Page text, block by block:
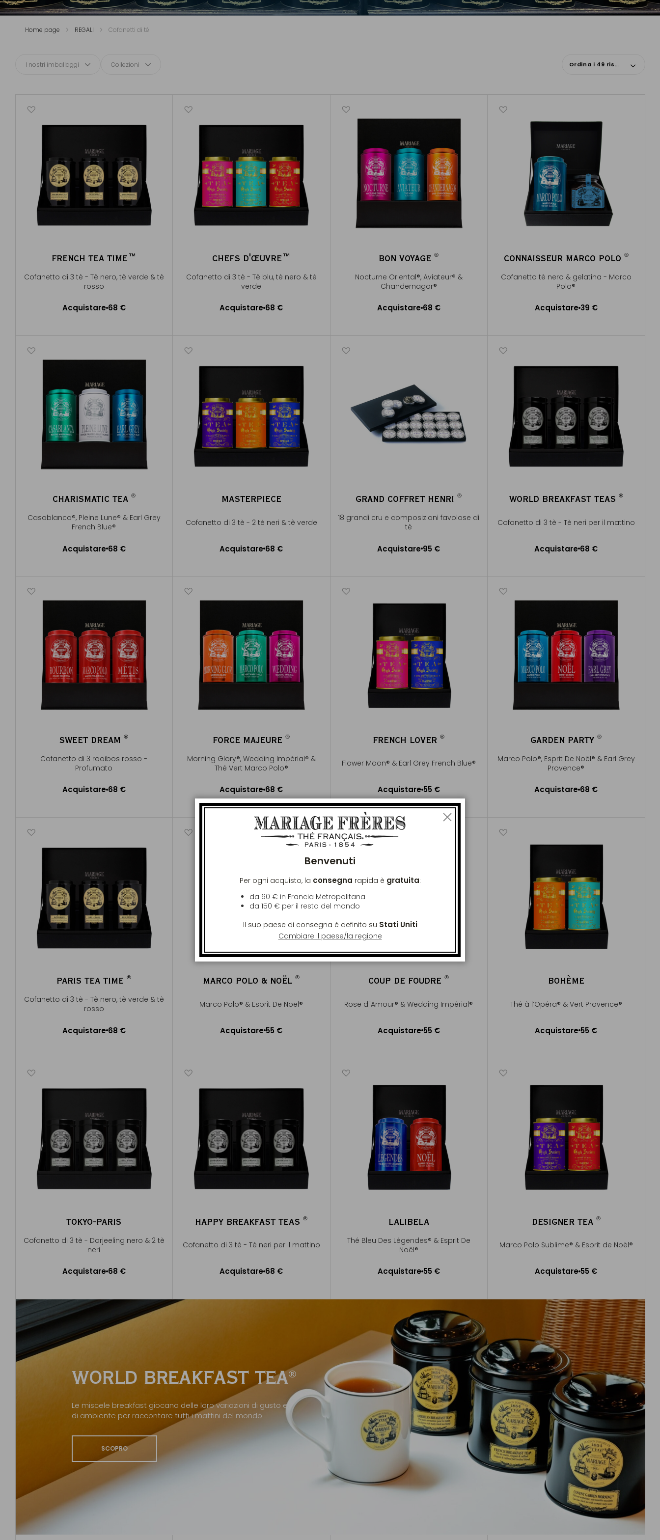
Home page REGALI Cofanetti di té
I nostri imballaggi Collezioni Ordina i 49 risultati
FRENCH TEA TIME™
Cofanetto di 3 tè - Tè nero, tè verde & tè
rosso
Acquistare 68 €
CHEFS D'ŒUVRE™
Cofanetto di 3 tè - Tè blu, tè nero & tè
verde
Acquistare 68 €
BON VOYAGE®
Nocturne Oriental®, Aviateur® &
Chandernagor®
®
Acquistare 68 €
CONNAISSEUR MARCO POLO ®
Cofanetto tè nero & gelatina - Marco
Polo®
®
Acquistare 39 €
CHARISMATIC TEA ®
Casablanca®, Pleine Lune® & Earl Grey
French Blue®
®
Acquistare 68 €
MASTERPIECE
Cofanetto di 3 tè - 2 tè neri & tè verde
Acquistare 68 €
GRAND COFFRET HENRI®
18 grandi cru e composizioni favolose di
tè
®
Acquistare 95 €
WORLD BREAKFAST TEAS ®
Cofanetto di 3 tè - Tè neri per il mattino
Acquistare 68 €
SWEET DREAM®
Cofanetto di 3 rooibos rosso -
Profumato
®
Acquistare 68 €
FORCE MAJEURE®
Morning Glory®, Wedding Impérial® &
Thé Vert Marco Polo®
®
Acquistare 68 €
Aggiungere al Carrello
FRENCH LOVER®
Flower Moon® & Earl Grey French Blue®
Acquistare 55 €
Aggiungere al Carrello
GARDEN PARTY®
Marco Polo®, Esprit De Noël® & Earl Grey
Provence®
®
Acquistare 68 €
PARIS TEA TIME®
Cofanetto di 3 tè - Tè nero, tè verde & tè
rosso
®
Acquistare 68 €
MARCO POLO & NOËL®
Marco Polo® & Esprit De Noël®
Acquistare 55 €
COUP DE FOUDRE®
Rose d"Amour® & Wedding Impérial®
Acquistare 55 €
BOHÈME
Thé à l’Opéra® & Vert Provence®
Acquistare 55 €
TOKYO-PARIS
Cofanetto di 3 tè - Darjeeling nero & 2 tè
neri
Acquistare 68 €
HAPPY BREAKFAST TEAS®
Cofanetto di 3 tè - Tè neri per il mattino
Acquistare 68 €
LALIBELA
Thé Bleu Des Légendes® & Esprit De
Noël®
Acquistare 55 €
DESIGNER TEA ®
Marco Polo Sublime® & Esprit de Noël®
Acquistare 55 €
WORLD BREAKFAST TEA®
Le miscele breakfast giocano delle loro variazioni di gusto e
di ambiente per raccontare tutti i mattini del mondo
SCOPRO
Chiudi
Benvenuti
Per ogni acquisto, la consegna rapida è gratuita:
da 60 € in Francia Metropolitana
da 150 € per il resto del mondo
Il suo paese di consegna è definito su Stati Uniti
Cambiare il paese/la regione